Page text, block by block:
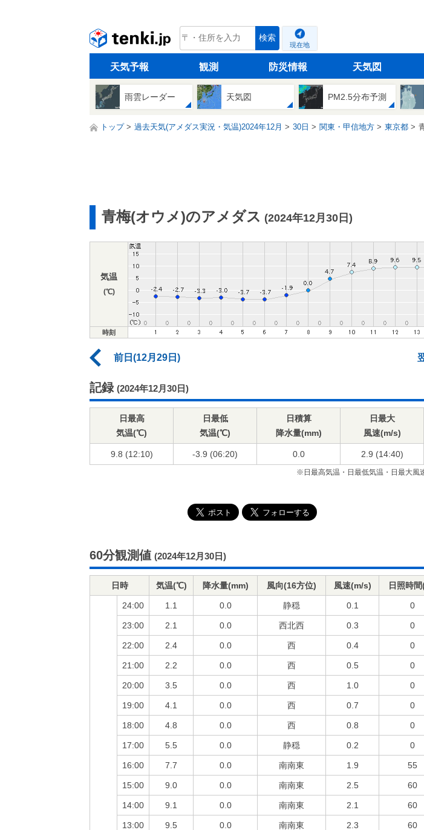
tenki.jp 検索
現在地
天気予報 観測 防災情報 天気図
雨雲レーダー 天気図 PM2.5分布予測
トップ 過去天気(アメダス実況・気温)2024年12月 30日 関東・甲信地方 東京都
青梅(オウメ)のアメダス (2024年12月30日)
気温
(℃)
時刻
前日(12月29日)
記録 (2024年12月30日)
日最高
気温(℃)
日最低
気温(℃)
日積算
降水量(mm)
日最大
風速(m/s)
9.8 (12:10) -3.9 (06:20) 0.0 2.9 (14:40)
※日最高気温・日最低気温・日最大風
60分観測値 (2024年12月30日)
日時 気温(℃) 降水量(mm) 風向(16方位) 風速(m/s) 日照時
24:00 1.1 0.0 静穏 0.1 0
23:00 2.1 0.0 西北西 0.3 0
22:00 2.4 0.0 西 0.4 0
21:00 2.2 0.0 西 0.5 0
20:00 3.5 0.0 西 1.0 0
19:00 4.1 0.0 西 0.7 0
18:00 4.8 0.0 西 0.8 0
17:00 5.5 0.0 静穏 0.2 0
16:00 7.7 0.0 南南東 1.9 55
15:00 9.0 0.0 南南東 2.5 60
14:00 9.1 0.0 南南東 2.1 60
13:00 9.5 0.0 南南東 2.3 60